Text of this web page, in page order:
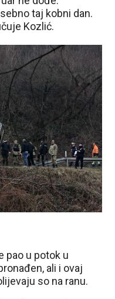
taj kobni dan.
Kozlić.
pao u potok u
ali i ovaj
so na ranu.